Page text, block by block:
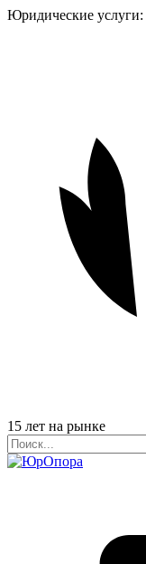
Юридические услуги:
Бейдж
15 лет на рынке
Поиск